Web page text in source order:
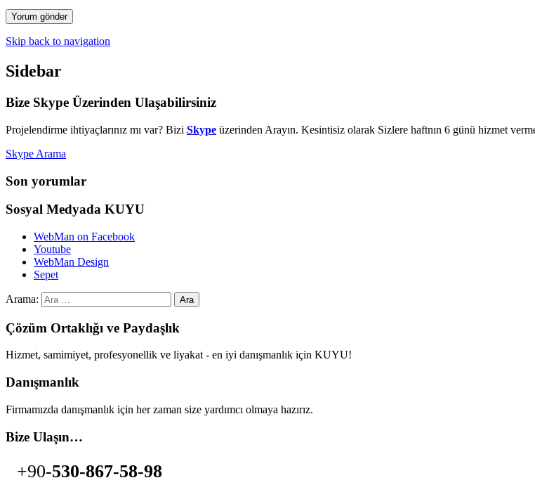
Skip back to navigation
Sidebar
Bize Skype Üzerinden Ulaşabilirsiniz
Projelendirme ihtiyaçlarınız mı var? Bizi Skype üzerinden Arayın. Kesintisiz olarak Sizlere haftnın 6 günü hizmet
Skype Arama
Son yorumlar
Sosyal Medyada KUYU
WebMan on Facebook
Youtube
WebMan Design
Sepet
Arama:
Çözüm Ortaklığı ve Paydaşlık
Hizmet, samimiyet, profesyonellik ve liyakat - en iyi danışmanlık için KUYU!
Danışmanlık
Firmamızda danışmanlık için her zaman size yardımcı olmaya hazırız.
Bize Ulaşın…
+90-530-867-58-98